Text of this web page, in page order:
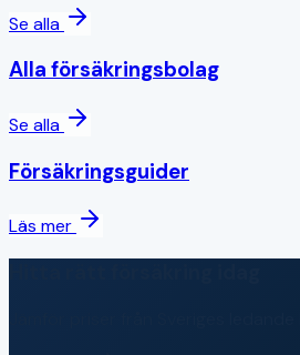
Se alla
Alla försäkringsbolag
Se alla
Försäkringsguider
Läs mer